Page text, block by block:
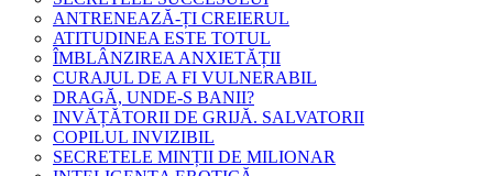
ANTRENEAZĂ-ȚI CREIERUL
ATITUDINEA ESTE TOTUL
ÎMBLÂNZIREA ANXIETĂȚII
CURAJUL DE A FI VULNERABIL
DRAGĂ, UNDE-S BANII?
INVĂȚĂTORII DE GRIJĂ. SALVATORII
COPILUL INVIZIBIL
SECRETELE MINȚII DE MILIONAR